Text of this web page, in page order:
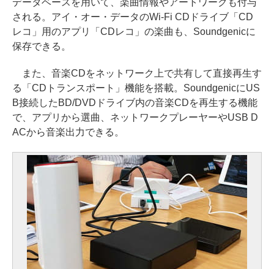
データベースを用いて、楽曲情報やアートワークも付与
される。アイ・オー・データのWi-Fi CDドライブ「CD
レコ」用のアプリ「CDレコ」の楽曲も、Soundgenicに
保存できる。
また、音楽CDをネットワーク上で共有して直接再生す
る「CDトランスポート」機能を搭載。SoundgenicにUS
B接続したBD/DVDドライブ内の音楽CDを再生する機能
で、アプリから選曲、ネットワークプレーヤーやUSB D
ACから音楽出力できる。